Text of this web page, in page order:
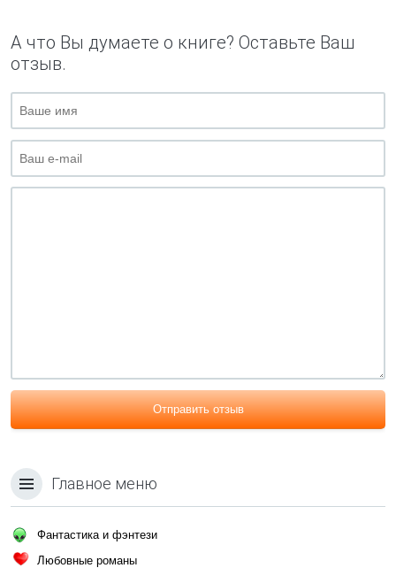
А что Вы думаете о книге? Оставьте Ваш
отзыв.
Отправить отзыв
Главное меню
Фантастика и фэнтези
Любовные романы